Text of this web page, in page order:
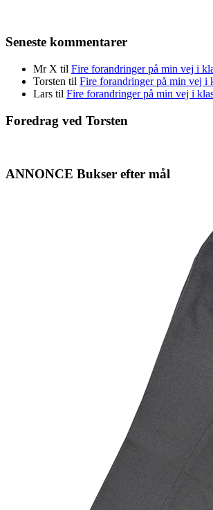
Seneste kommentarer
Mr X til Fire forandringer på min vej i
Torsten til Fire forandringer på min vej i
Lars til Fire forandringer på min vej i
Foredrag ved Torsten
ANNONCE Bukser efter mål